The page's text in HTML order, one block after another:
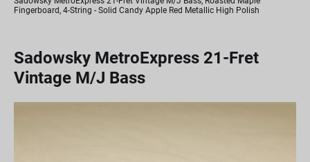
Fingerboard, 4-String - Solid Candy Apple Red Metallic High Polish
Sadowsky MetroExpress 21-Fret
Vintage M/J Bass